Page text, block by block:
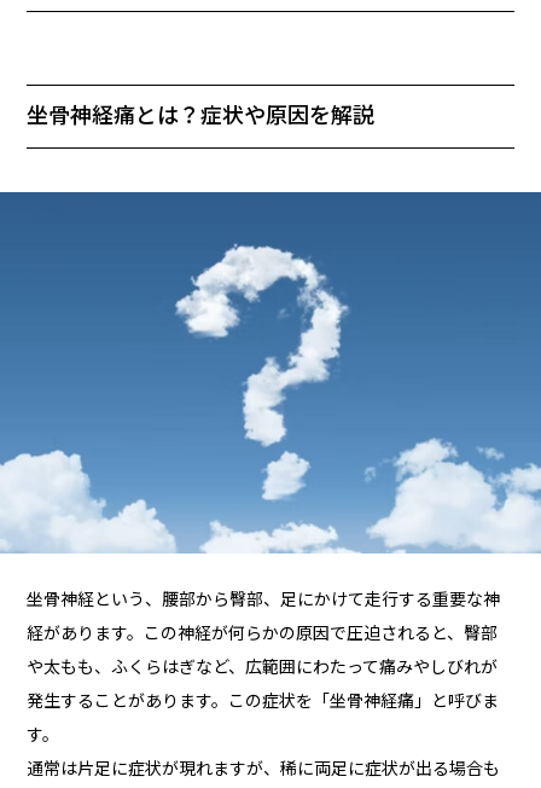
坐骨神経痛とは？症状や原因を解説
坐骨神経という、腰部から臀部、足にかけて走行する重要な神
経があります。この神経が何らかの原因で圧迫されると、臀部
や太もも、ふくらはぎなど、広範囲にわたって痛みやしびれが
発生することがあります。この症状を「坐骨神経痛」と呼びま
す。
通常は片足に症状が現れますが、稀に両足に症状が出る場合も